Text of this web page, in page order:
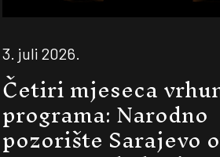
3. juli 2026.
Četiri mjeseca
programa: Narodno
pozorište Sarajevo